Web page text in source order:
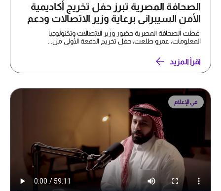
الصحافة المصرية تبرز حفل تخريج أكاديمية
الأمن السيبراني برعاية وزير الاتصالات ودعم
سايبرأكس
غطت الصحافة المصرية حضور وزير الاتصالات وتكنولوجيا
المعلومات، عمرو طلعت، حفل تخريج الدفعة الأولى من...
اقرأ المزيد
في الإعلام